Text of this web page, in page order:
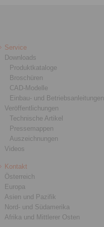
Service
Downloads
Produktkataloge
Broschüren
CAD-Modelle
Einbau- und Betriebsanleitungen
Veröffentlichungen
Technische Artikel
Pressemappen
Auszeichnungen
Videos
Kontakt
Österreich
Europa
Asien und Pazifik
Nord- und Südamerika
Afrika und Mittlerer Osten